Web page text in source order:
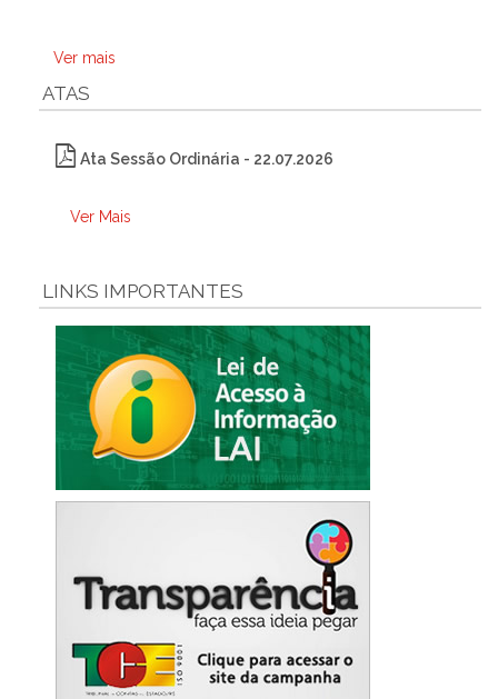
Ver mais
ATAS
Ata Sessão Ordinária - 22.07.2026
Ver Mais
LINKS IMPORTANTES